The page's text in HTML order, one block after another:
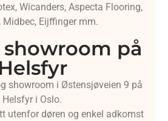
Wicanders, Aspecta Flooring,
Midbec, Eijffinger mm.
på
Helsfyr
showroom i Østensjøveien 9 på
Helsfyr i Oslo.
utenfor døren og enkel adkomst